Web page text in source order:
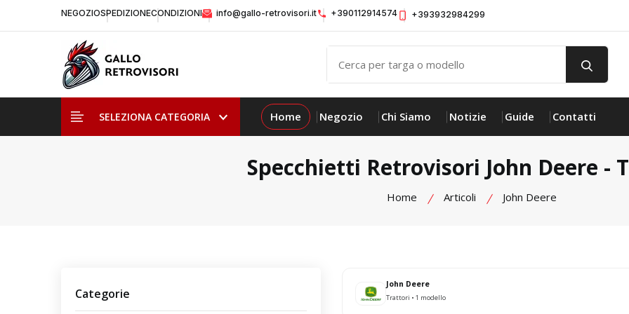
NEGOZIOSPEDIZIONECONDIZIONI info@gallo-retrovisori.it +390112914574 +393932984299
SELEZIONA CATEGORIA Home Negozio Chi Siamo Notizie Guide Contatti
Specchietti Retrovisori John Deere -
Home Articoli John Deere
Categorie
John Deere
Trattori • 1 modello